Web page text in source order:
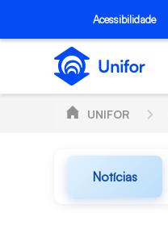
Pular para o Conteúdo
Acessibilidade
UNIFOR
Notícias